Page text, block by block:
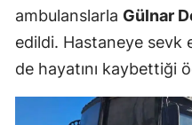
ambulanslarla Gülnar
edildi. Hastaneye sevk
de hayatını kaybettiği